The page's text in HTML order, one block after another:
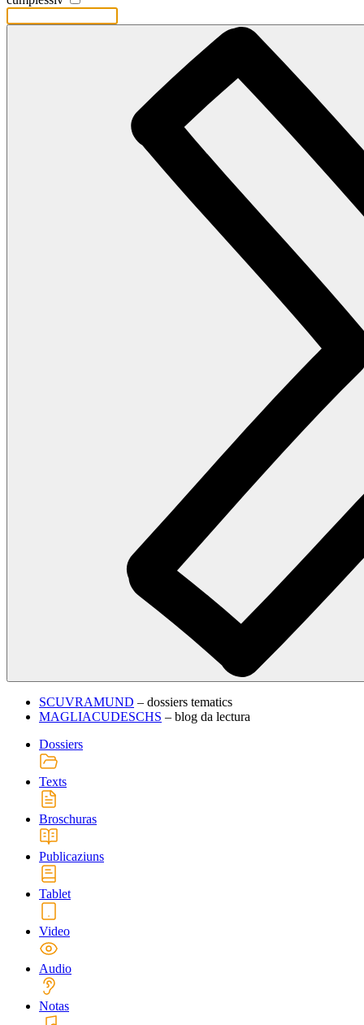
SCUVRAMUND – dossiers tematics
MAGLIACUDESCHS – blog da lectura
Dossiers
Texts
Broschuras
Publicaziuns
Tablet
Video
Audio
Notas